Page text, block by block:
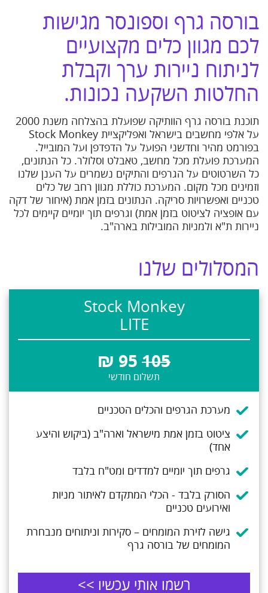
בורסה גרף וספונסר מגישות
לכם מגוון כלים מקצועיים
לניתוח ניירות ערך וקבלת
החלטות השקעה נכונות.
תוכנת בורסה גרף הוותיקה שפועלת בהצלחה משנת 2000
על אלפי מחשבים בישראל ואפליקציית Stock Monkey
בפורמט מהיר וחדשני הפועל על הדפדפן ועל המובייל.
המערכת פועלת מכל מחשב, טאבלט וסלולר. כל הנתונים,
כל השרטוטים על הגרפים והתיקים נשמרים על הענן שלנו
וזמינים מכל מקום. המערכת כוללת מגוון רחב של כלים
טכניים ואפשרויות סריקה. הנתונים בזמן אמת (איחור של דקה
עם אופציה לציטוט בזמן אמת) וגרפים תוך יומיים קיימים לכל
ניירות ת"א ולמניות המובילות בארה"ב.
המסלולים שלנו
Stock Monkey
LITE
95 105
₪
תשלום חודשי
מערכת הגרפים והכלים הטכניים
ציטוט בזמן אמת מישראל וארה"ב (ביקוש והיצע
אחד)
גרפים תוך יומיים למדדים ומט"ח בלבד
הסורק בלבד - הכלי המתקדם לאיתור מניות
ואירועים טכניים
גישה לזירת המומחים – סקירות וניתוחים מנבחרת
המומחים של בורסה גרף
רשמו אותי עכשיו >>